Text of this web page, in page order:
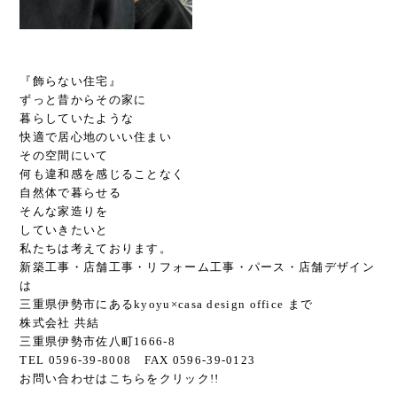
『飾らない住宅』
ずっと昔からその家に
暮らしていたような
快適で居心地のいい住まい
その空間にいて
何も違和感を感じることなく
自然体で暮らせる
そんな家造りを
していきたいと
私たちは考えております。
新築工事・店舗工事・リフォーム工事・パース・店舗デザイン
は
三重県伊勢市にあるkyoyu×casa design office まで
株式会社 共結
三重県伊勢市佐八町1666-8
TEL 0596-39-8008 FAX 0596-39-0123
お問い合わせは こちら をクリック!!